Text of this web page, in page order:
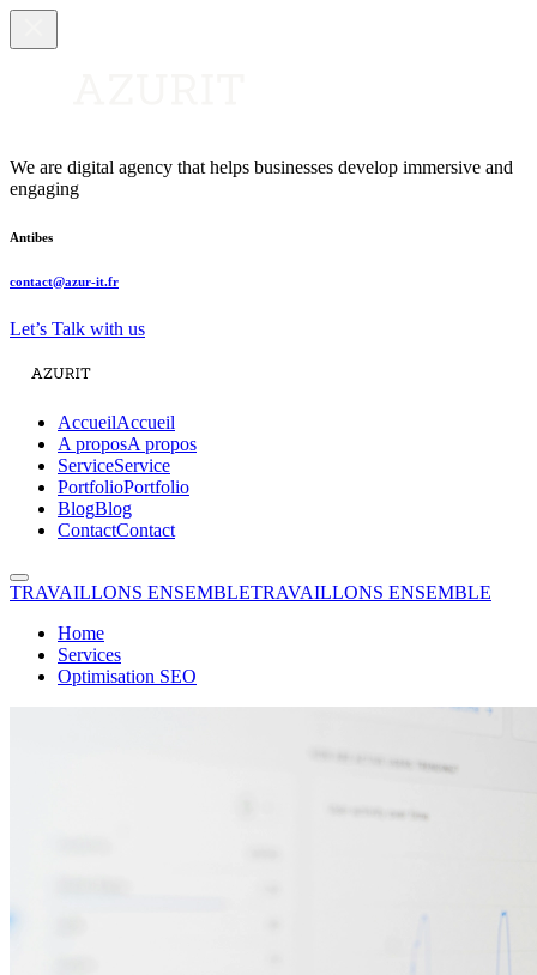
We are digital agency that helps businesses develop immersive and
engaging
Antibes
contact@azur-it.fr
Let’s Talk with us
AccueilAccueil
A proposA propos
ServiceService
PortfolioPortfolio
BlogBlog
ContactContact
TRAVAILLONS ENSEMBLETRAVAILLONS ENSEMBLE
Home
Services
Optimisation SEO